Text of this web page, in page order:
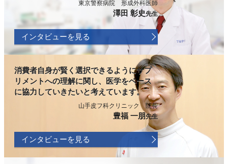
東京警察病院 形成外科医師
澤田 彰史先生
インタビューを見る
消費者自身が賢く選択できるようにサプ
リメントへの理解に関し、医学をベース
に協力していきたいと考えています。
山手皮フ科クリニック 院長
豊福 一朋先生
インタビューを見る